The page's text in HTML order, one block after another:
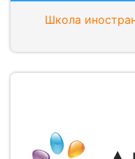
Школа